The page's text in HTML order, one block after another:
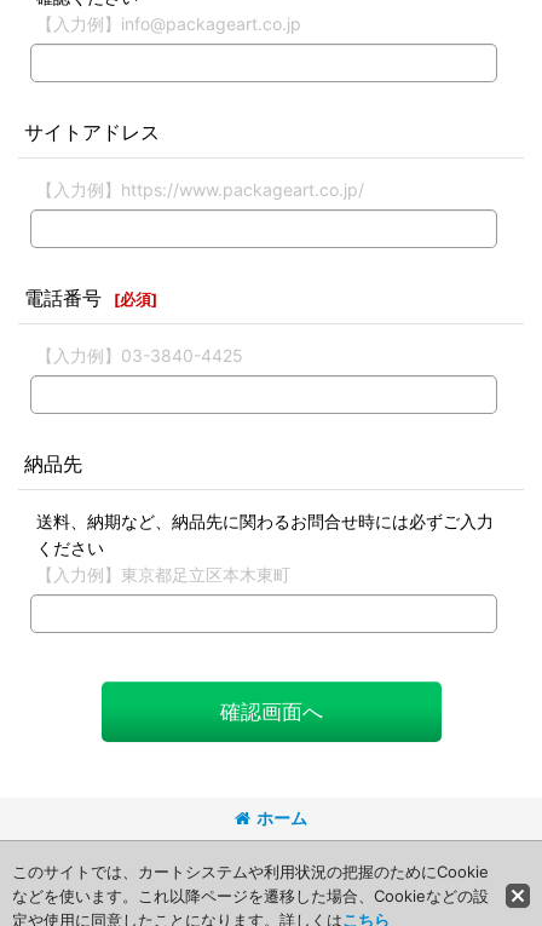
【入力例】info@packageart.co.jp
サイトアドレス
【入力例】https://www.packageart.co.jp/
電話番号 [必須]
【入力例】03-3840-4425
納品先
送料、納期など、納品先に関わるお問合せ時には必ずご入力
ください
【入力例】東京都足立区本木東町
確認画面へ
ホーム
このサイトでは、カートシステムや利用状況の把握のためにCookie
などを使います。これ以降ページを遷移した場合、Cookieなどの設
定や使用に同意したことになります。詳しくはこちら